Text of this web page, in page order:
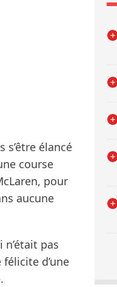
s’être élancé
course
pour
aucune
pas
d’une